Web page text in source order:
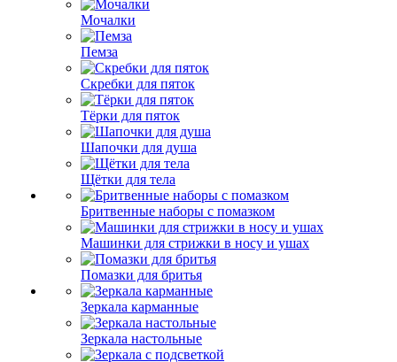
Мочалки
Пемза
Скребки для пяток
Тёрки для пяток
Шапочки для душа
Щётки для тела
Бритвенные наборы с помазком
Машинки для стрижки в носу и ушах
Помазки для бритья
Зеркала карманные
Зеркала настольные